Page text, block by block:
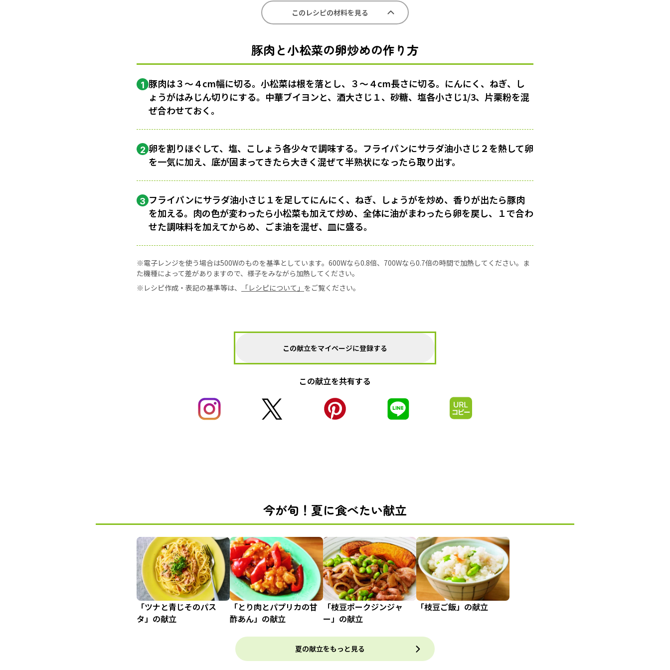
このレシピの材料を見る
豚肉と小松菜の卵炒めの作り方
1 豚肉は３〜４cm幅に切る。小松菜は根を落とし、３〜４cm長さに切る。にんにく、ねぎ、し
ょうがはみじん切りにする。中華ブイヨンと、酒大さじ１、砂糖、塩各小さじ1/3、片栗粉を混
ぜ合わせておく。
2 卵を割りほぐして、塩、こしょう各少々で調味する。フライパンにサラダ油小さじ２を熱して卵
を一気に加え、底が固まってきたら大きく混ぜて半熟状になったら取り出す。
3 フライパンにサラダ油小さじ１を足してにんにく、ねぎ、しょうがを炒め、香りが出たら豚肉
を加える。肉の色が変わったら小松菜も加えて炒め、全体に油がまわったら卵を戻し、１で合わ
せた調味料を加えてからめ、ごま油を混ぜ、皿に盛る。
※電子レンジを使う場合は500Wのものを基準としています。600Wなら0.8倍、700Wなら0.7倍の時間で加熱してください。ま
た機種によって差がありますので、様子をみながら加熱してください。
※レシピ作成・表記の基準等は、
「レシピについて」 をご覧ください。
この献立をマイページに登録する
この献立を共有する
今が旬！夏に食べたい献立
「ツナと青じそのパス
タ」の献立
「とり肉とパプリカの甘
酢あん」の献立
「枝豆ポークジンジャ
ー」の献立
「枝豆ご飯」の献立
夏の献立をもっと見る